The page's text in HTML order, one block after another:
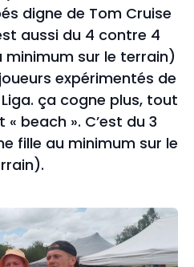
digne de Tom Cruise
aussi du 4 contre 4
minimum sur le terrain)
expérimentés de
ça cogne plus, tout
beach ». C’est du 3
fille au minimum sur le